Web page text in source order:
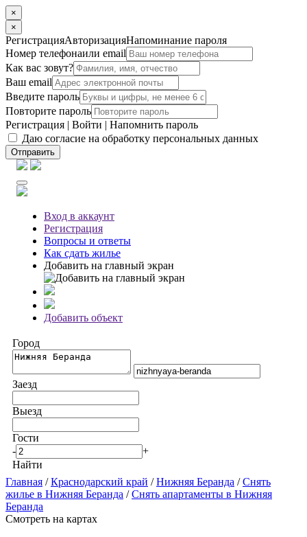
×
×
РегистрацияАвторизацияНапоминание пароля
Номер телефонаили email
Как вас зовут?
Ваш email
Введите пароль
Повторите пароль
Регистрация | Войти | Напомнить пароль
Даю согласие на обработку персональных данных
Отправить
Вход в аккаунт
Регистрация
Вопросы и ответы
Как сдать жилье
Добавить на главный экран
Добавить объект
Город
Заезд
Выезд
Гости
-
+
Найти
Главная /Краснодарский край /Нижняя Беранда /Снять
жилье в Нижняя Беранда /Снять апартаменты в Нижняя
Беранда
Смотреть на картах